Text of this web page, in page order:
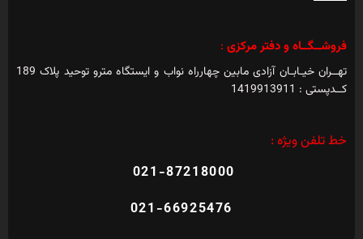
فروشــگــاه و دفتر مرکزی :
تهــران خیـابـان آزادی مابین چهارراه نواب و ایستگاه مترو توحید پلاک 189
کــدپستی : 1419913911
خط تلفن ویژه :
021-87218000
021-66925476